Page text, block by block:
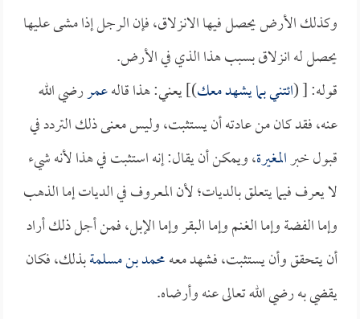
وكذلك الأرض يحصل فيها الانزلاق، فإن الرجل إذا مشى عليها
يحصل له انزلاق بسبب هذا الذي في الأرض.
قوله: [ (ائتني بما يشهد معك)] يعني: هذا قالهعمررضي الله
عنه، فقد كان من عادته أن يستثبت، وليس معنى ذلك التردد في
قبول خبرالمغيرة، ويمكن أن يقال: إنه استثبت في هذا لأنه شيء
لا يعرف فيما يتعلق بالديات؛ لأن المعروف في الديات إما الذهب
وإما الفضة وإما الغنم وإما البقر وإما الإبل، فمن أجل ذلك أراد
أن يتحقق وأن يستثبت، فشهد معهمحمد بن مسلمةبذلك، فكان
يقضي به رضي الله تعالى عنه وأرضاه.